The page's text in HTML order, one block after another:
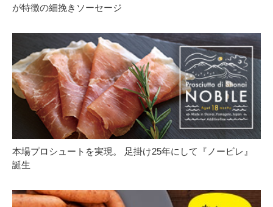
が特徴の細挽きソーセージ
本場プロシュートを実現。 足掛け25年にして『ノービレ』
誕生